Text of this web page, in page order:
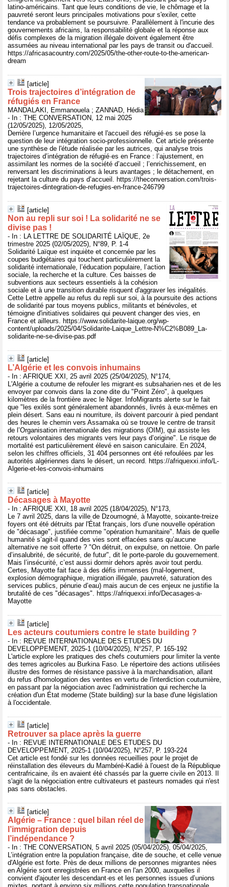
latino-américains. Tant que leurs conditions de vie, le chômage et la
pauvreté seront leurs principales motivations pour s'exiler, cette
tendance va probablement se poursuivre. Parallèlement à l'incurie des
gouvernements africains, la responsabilité globale et la réponse aux
défis complexes de la migration illégale doivent également être
assumées au niveau international par les pays de transit ou d'accueil.
https://africasacountry.com/2025/05/the-other-route-to-the-american-
dream
[article]
Trois trajectoires d’intégration de
réfugiés en France
MANDALAKI, Emmanouela ; ZANNAD, Hédia
- In : THE CONVERSATION, 12 mai 2025
(12/05/2025), 12/05/2025,
Derrière l’urgence humanitaire et l'accueil des réfugié·es se pose la
question de leur intégration socio-professionnelle. Cet article présente
une synthèse de l'étude réalisée par les autrices, qui analyse trois
trajectoires d’intégration de réfugié·es en France : l’ajustement, en
assimilant les normes de la société d’accueil ; l’enrichissement, en
renversant les discriminations à leurs avantages ; le détachement, en
rejetant la culture du pays d’accueil. https://theconversation.com/trois-
trajectoires-dintegration-de-refugies-en-france-246799
[article]
Non au repli sur soi ! La solidarité ne se
divise pas !
- In : LA LETTRE DE SOLIDARITÉ LAÏQUE, 2e
trimestre 2025 (02/05/2025), N°89, P. 1-4
Solidarité Laïque est inquiète et concernée par les
coupes budgétaires qui touchent particulièrement la
solidarité internationale, l’éducation populaire, l’action
sociale, la recherche et la culture. Ces baisses de
subventions aux secteurs essentiels à la cohésion
sociale et à une transition durable risquent d'aggraver les inégalités.
Cette Lettre appelle au refus du repli sur soi, à la poursuite des actions
de solidarité par tous moyens publics, militants et bénévoles, et
témoigne d'initiatives solidaires qui peuvent changer des vies, en
France et ailleurs. https://www.solidarite-laique.org/wp-
content/uploads/2025/04/Solidarite-Laique_Lettre-N%C2%B089_La-
solidarite-ne-se-divise-pas.pdf
[article]
L’Algérie et les convois inhumains
- In : AFRIQUE XXI, 25 avril 2025 (25/04/2025), N°174,
L'Algérie a coutume de refouler les migrant·es subsaharien·nes et de les
envoyer par convois dans la zone dite du "Point Zéro", à quelques
kilomètres de la frontière avec le Niger. InfoMigrants alerte sur le fait
que "les exilés sont généralement abandonnés, livrés à eux-mêmes en
plein désert. Sans eau ni nourriture, ils doivent parcourir à pied pendant
des heures le chemin vers Assamaka où se trouve le centre de transit
de l’Organisation internationale des migrations (OIM), qui assiste les
retours volontaires des migrants vers leur pays d’origine". Le risque de
mortalité est particulièrement élevé en saison caniculaire. En 2024,
selon les chiffres officiels, 31 404 personnes ont été refoulées par les
autorités algériennes dans le désert, un record. https://afriquexxi.info/L-
Algerie-et-les-convois-inhumains
[article]
Décasages à Mayotte
- In : AFRIQUE XXI, 18 avril 2025 (18/04/2025), N°173,
Le 7 avril 2025, dans la ville de Dzoumogné, à Mayotte, soixante-treize
foyers ont été détruits par l'État français, lors d’une nouvelle opération
de "décasage", justifiée comme "opération humanitaire". Mais de quelle
humanité s’agit-il quand des vies sont effacées sans qu’aucune
alternative ne soit offerte ? "On détruit, on expulse, on nettoie. On parle
d’insalubrité, de sécurité, de futur", dit le porte-parole du gouvernement.
Mais l’insécurité, c’est aussi dormir dehors après avoir tout perdu.
Certes, Mayotte fait face à des défis immenses (mal-logement,
explosion démographique, migration illégale, pauvreté, saturation des
services publics, pénurie d’eau) mais aucun de ces enjeux ne justifie la
brutalité de ces "décasages". https://afriquexxi.info/Decasages-a-
Mayotte
[article]
Les acteurs coutumiers contre le state building ?
- In : REVUE INTERNATIONALE DES ETUDES DU
DEVELOPPEMENT, 2025-1 (10/04/2025), N°257, P. 165-192
L'article explore les pratiques des chefs coutumiers pour limiter la vente
des terres agricoles au Burkina Faso. Le répertoire des actions utilisées
illustre des formes de résistance passive à la marchandisation, allant
du refus d'homologation des ventes en vertu de l'interdiction coutumière,
en passant par la négociation avec l'administration qui recherche la
création d'un État moderne (State building) sur la base d'une législation
à l'occidentale.
[article]
Retrouver sa place après la guerre
- In : REVUE INTERNATIONALE DES ETUDES DU
DEVELOPPEMENT, 2025-1 (10/04/2025), N°257, P. 193-224
Cet article est fondé sur les données recueillies pour le projet de
réinstallation des éleveurs du Mambéré-Kadié à l'ouest de la République
centrafricaine, ils en avaient été chassés par la guerre civile en 2013. Il
s'agit de la négociation entre cultivateurs et pasteurs nomades qui n'est
pas sans obstacles.
[article]
Algérie – France : quel bilan réel de
l’immigration depuis
l’indépendance ?
- In : THE CONVERSATION, 5 avril 2025 (05/04/2025), 05/04/2025,
L’intégration entre la population française, dite de souche, et celle venue
d'Algérie est forte. Près de deux millions de personnes migrantes nées
en Algérie sont enregistrées en France en l'an 2000, auxquelles il
convient d'ajouter les descendant·es et les personnes issues d’unions